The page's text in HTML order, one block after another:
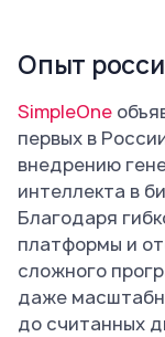
Опыт
SimpleOne
первых в
внедрению
интеллекта в
Благодаря
платформы и
сложного
даже
до считанных